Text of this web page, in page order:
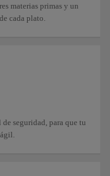
materias primas y un
cada plato.
seguridad, para que tu